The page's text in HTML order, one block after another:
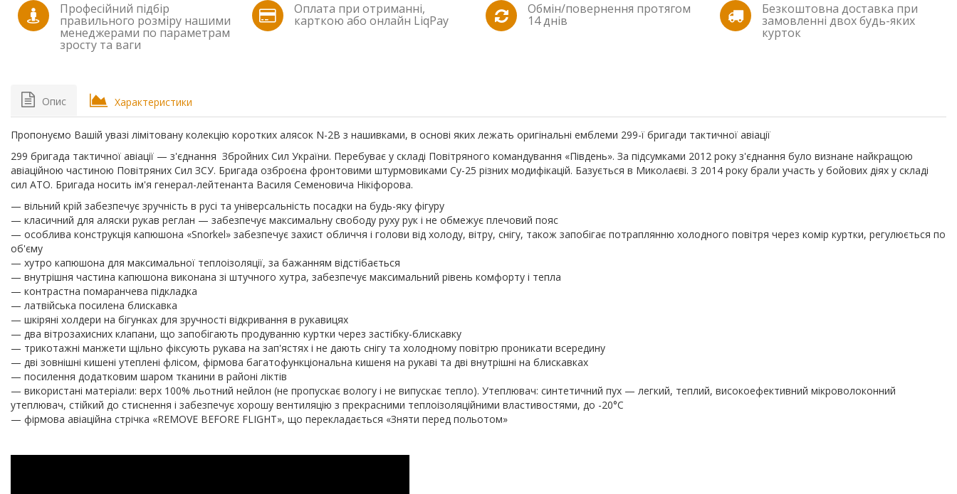
Професійний підбір
правильного розміру нашими
менеджерами по параметрам
зросту та ваги
Оплата при отриманні,
карткою або онлайн LiqPay
Обмін/повернення протягом
14 днів
Безкоштовна доставка при
замовленні двох будь-яких
курток
Опис Характеристики
Пропонуємо Вашій увазі лімітовану колекцію коротких алясок N-2B з нашивками, в основі яких лежать оригінальні емблеми 299-ї бригади тактичної авіації
299 бригада тактичної авіації — з'єднання Збройних Сил України. Перебуває у складі Повітряного командування «Південь». За підсумками 2012 року з'єднання було визнане найкращою
авіаційною частиною Повітряних Сил ЗСУ. Бригада озброєна фронтовими штурмовиками Су-25 різних модифікацій. Базується в Миколаєві. З 2014 року брали участь у бойових діях у складі
сил АТО. Бригада носить ім'я генерал-лейтенанта Василя Семеновича Нікіфорова.
— вільний крій забезпечує зручність в русі та універсальність посадки на будь-яку фігуру
— класичний для аляски рукав реглан — забезпечує максимальну свободу руху рук і не обмежує плечовий пояс
— особлива конструкція капюшона «Snorkel» забезпечує захист обличчя і голови від холоду, вітру, снігу, також запобігає потраплянню холодного повітря через комір куртки, регулюється по
об'єму
— хутро капюшона для максимальної теплоізоляції, за бажанням відстібається
— внутрішня частина капюшона виконана зі штучного хутра, забезпечує максимальний рівень комфорту і тепла
— контрастна помаранчева підкладка
— латвійська посилена блискавка
— шкіряні холдери на бігунках для зручності відкривання в рукавицях
— два вітрозахисних клапани, що запобігають продуванню куртки через застібку-блискавку
— трикотажні манжети щільно фіксують рукава на зап'ястях і не дають снігу та холодному повітрю проникати всередину
— дві зовнішні кишені утеплені флісом, фірмова багатофункціональна кишеня на рукаві та дві внутрішні на блискавках
— посилення додатковим шаром тканини в районі ліктів
— використані матеріали: верх 100% льотний нейлон (не пропускає вологу і не випускає тепло). Утеплювач: синтетичний пух — легкий, теплий, високоефективний мікроволоконний
утеплювач, стійкий до стиснення і забезпечує хорошу вентиляцію з прекрасними теплоізоляційними властивостями, до -20°C
— фірмова авіаційна стрічка «REMOVE BEFORE FLIGHT», що перекладається «Зняти перед польотом»